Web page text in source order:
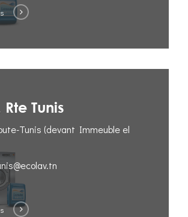
Rte Tunis
Tunis (devant Immeuble el